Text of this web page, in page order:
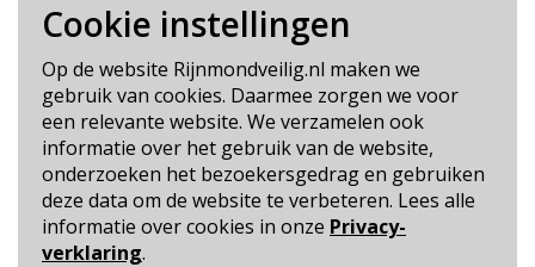
Cookie instellingen
Op de website Rijnmondveilig.nl maken we
gebruik van cookies. Daarmee zorgen we voor
een relevante website. We verzamelen ook
informatie over het gebruik van de website,
onderzoeken het bezoekersgedrag en gebruiken
deze data om de website te verbeteren. Lees alle
informatie over cookies in onze Privacy-
verklaring.
Blijf op de hoogte
Cookie- en Privacybeleid
Toegankelijkheid
Dit is een website van:Veiligheidsregio Rotterdam-
Rijnmond